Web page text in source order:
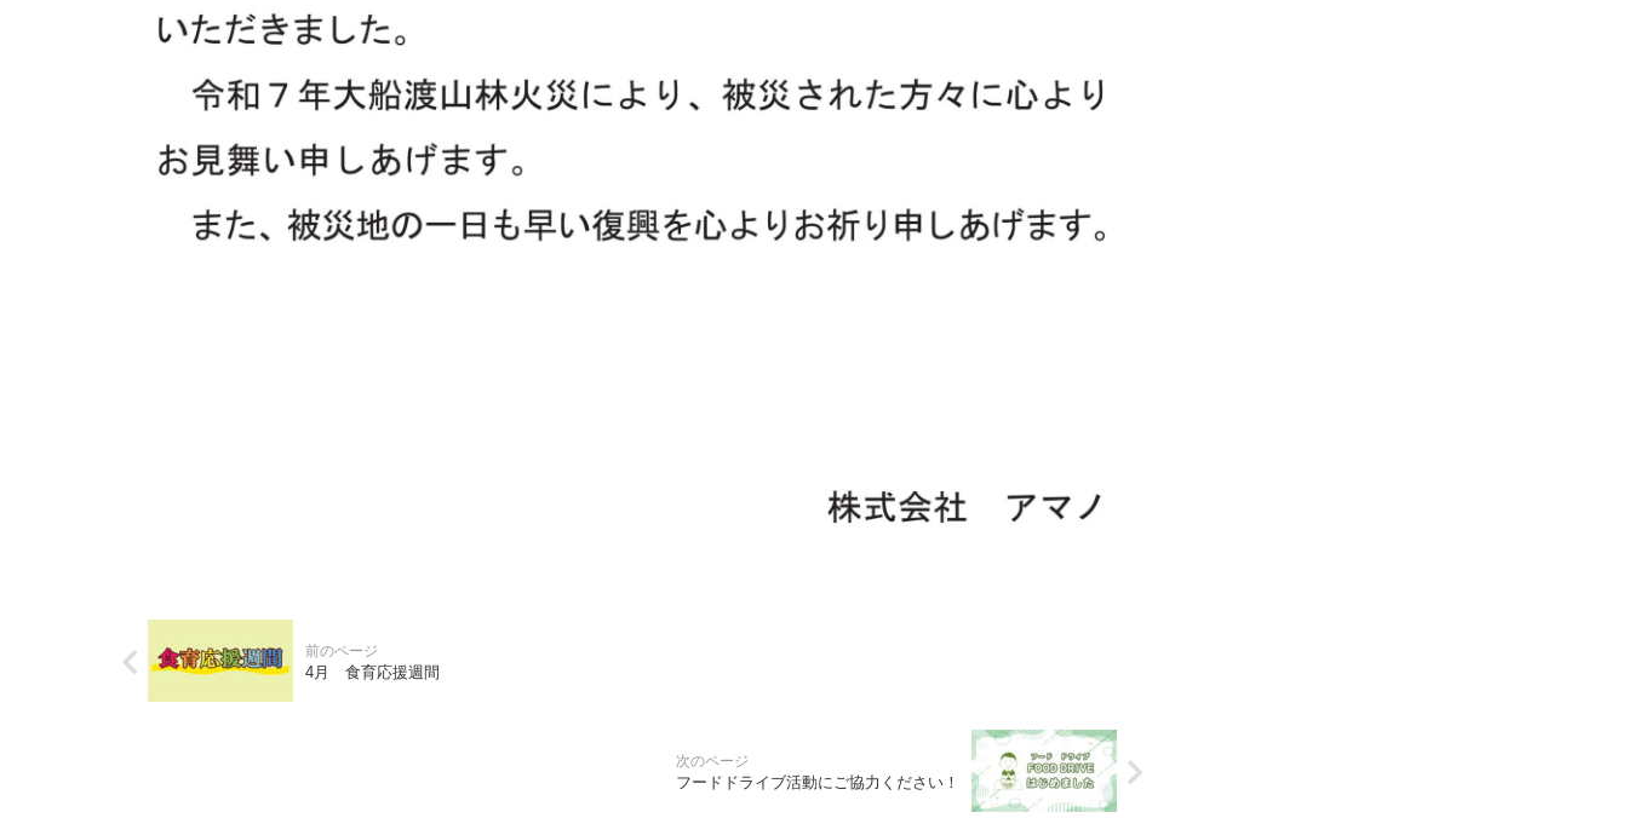
4月 食育応援週間
フードドライブ活動にご協力ください！